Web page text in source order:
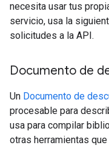
necesita usar tus
servicio, usa la
solicitudes a la API.
Documento de
Un Documento de
procesable para
usa para compilar
otras herramientas